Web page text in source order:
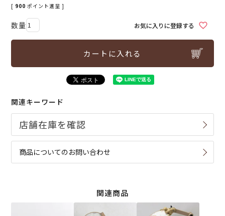
[ 900 ポイント進呈 ]
お気に入りに登録する
カートに入れる
関連キーワード
商品についてのお問い合わせ
関連商品